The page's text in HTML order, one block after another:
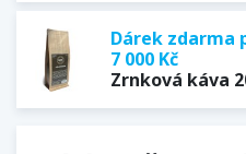
Dárek zdarma
7 000 Kč
Zrnková káva